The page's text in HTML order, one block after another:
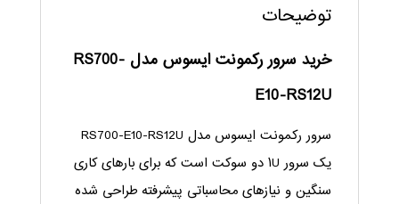
توضیحات
خرید سرور رکمونت ایسوس مدل RS700-
E10-RS12U
سرور رکمونت ایسوس مدل RS700-E10-RS12U
یک سرور ۱U دو سوکت است که برای بارهای کاری
سنگین و نیازهای محاسباتی پیشرفته طراحی شده